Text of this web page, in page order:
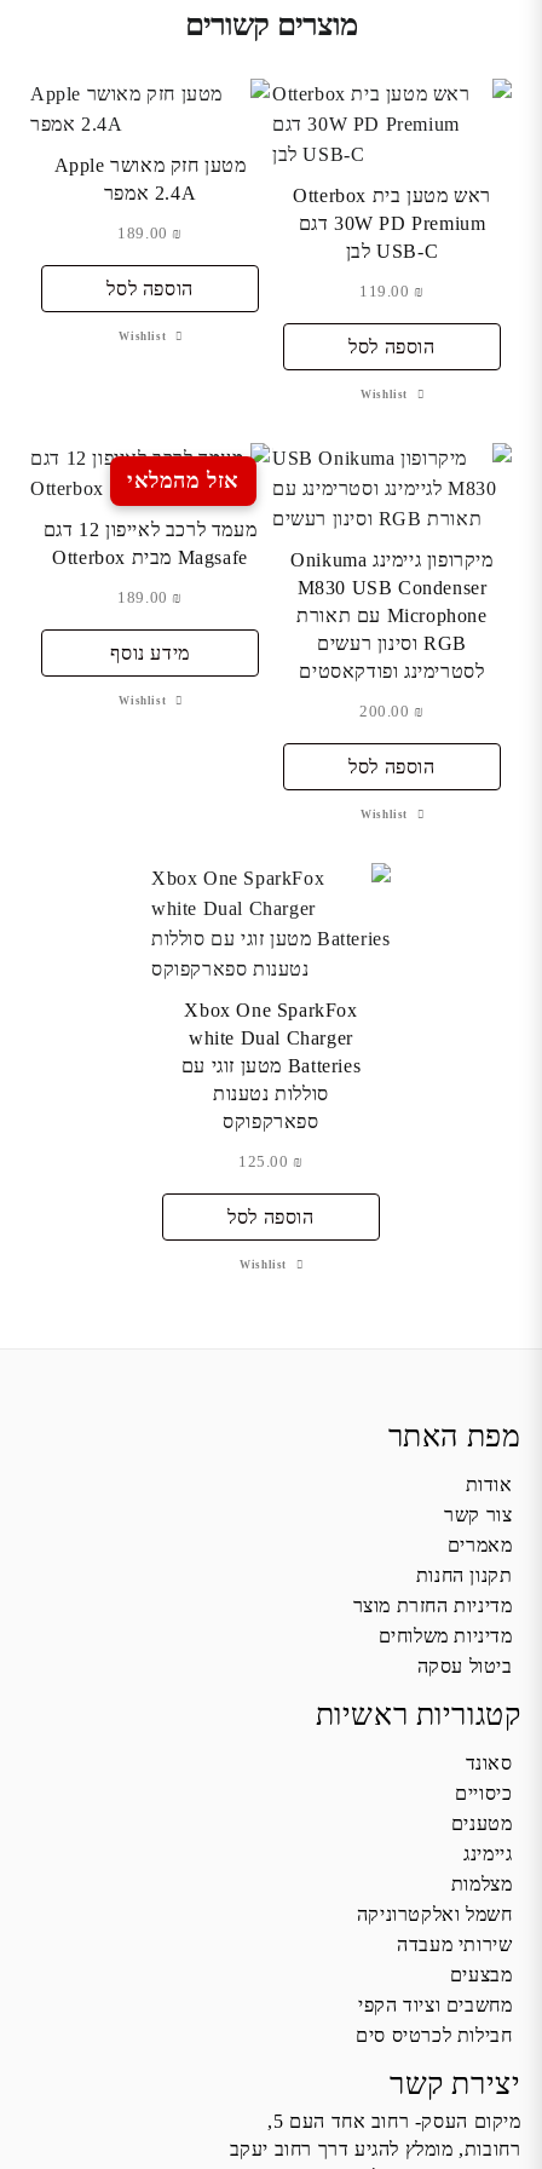
מוצרים קשורים
ראש מטען בית Otterbox
30W PD Premium דגם
USB-C לבן
₪
הוספה לסל
Wishlist
מטען חזק מאושר Apple
2.4A אמפר
₪
הוספה לסל
Wishlist
מיקרופון גיימינג Onikuma
M830 USB Condenser
Microphone עם תאורת
RGB וסינון רעשים
לסטרימינג ופודקאסטים
₪
הוספה לסל
Wishlist
אזל מהמלאי
מעמד לרכב לאייפון 12 דגם
Magsafe מבית Otterbox
₪
מידע נוסף
Wishlist
Xbox One SparkFox
white Dual Charger
Batteries מטען זוגי עם
סוללות נטענות
ספארקפוקס
₪
הוספה לסל
Wishlist
מפת האתר
אודות
צור קשר
מאמרים
תקנון החנות
מדיניות החזרת מוצר
מדיניות משלוחים
ביטול עסקה
קטגוריות ראשיות
סאונד
כיסויים
מטענים
גיימינג
מצלמות
חשמל ואלקטרוניקה
שירותי מעבדה
מבצעים
מחשבים וציוד הקפי
חבילות לכרטיס סים
יצירת קשר
מיקום העסק- רחוב אחד העם 5,
רחובות, מומלץ להגיע דרך רחוב יעקב